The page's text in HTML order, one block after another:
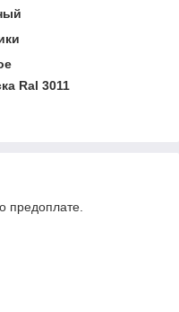
Ral 3011
предоплате.